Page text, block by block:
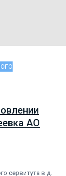
АО
сервитута в д.